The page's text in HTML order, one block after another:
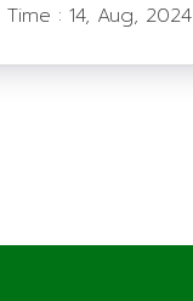
Time : 14, Aug, 2024